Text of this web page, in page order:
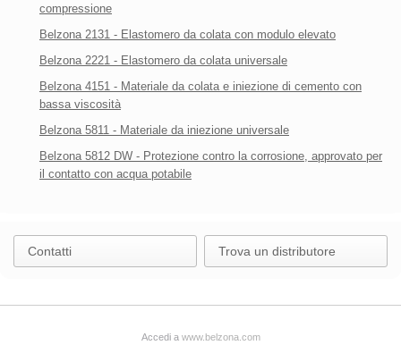
compressione
Belzona 2131 - Elastomero da colata con modulo elevato
Belzona 2221 - Elastomero da colata universale
Belzona 4151 - Materiale da colata e iniezione di cemento con
bassa viscosità
Belzona 5811 - Materiale da iniezione universale
Belzona 5812 DW - Protezione contro la corrosione, approvato per
il contatto con acqua potabile
Contatti Trova un distributore
Accedi a www.belzona.com